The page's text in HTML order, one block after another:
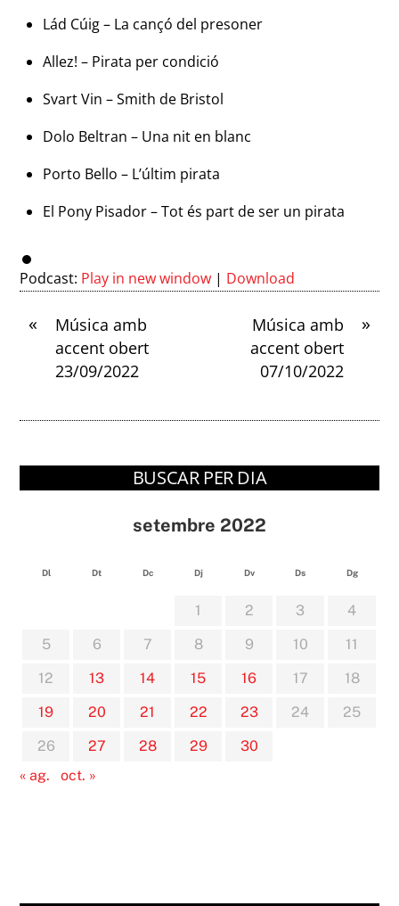
Lád Cúig – La cançó del presoner
Allez! – Pirata per condició
Svart Vin – Smith de Bristol
Dolo Beltran – Una nit en blanc
Porto Bello – L’últim pirata
El Pony Pisador – Tot és part de ser un pirata
Podcast: Play in new window | Download
«
Música amb
accent obert
23/09/2022
»
Música amb
accent obert
07/10/2022
BUSCAR PER DIA
setembre 2022
Dl Dt Dc Dj Dv Ds Dg
1 2 3
4
5
6 7 8 9 10
11
12
13 14 15 16 17
18
19
20 21 22 23 24
25
26
27 28 29
30
« ag.
oct. »